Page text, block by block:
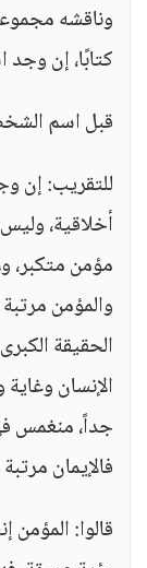
وناقشه
كتابًا، إن
قبل اسم
للتقريب: إن
أخلاقية،
مؤمن متكبر،
والمؤمن
الحقيقة
الإنسان
جداً، منغمس
فالإيمان
قالوا: المؤمن